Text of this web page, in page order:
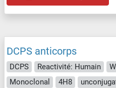
DCPS anticorps
DCPS Reactivité: Humain
Monoclonal
4H8